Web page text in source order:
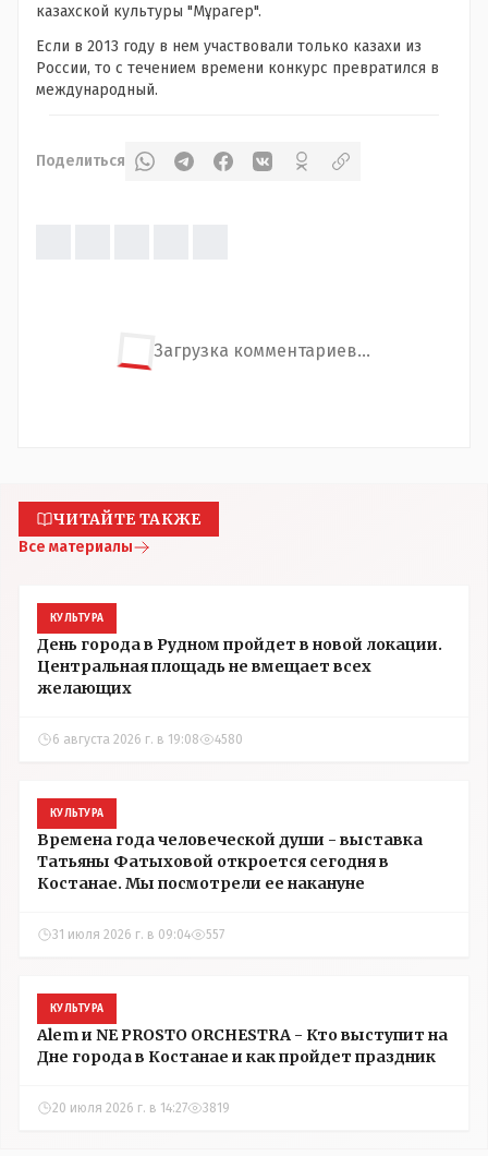
казахской культуры "Мұрагер".
Если в 2013 году в нем участвовали только казахи из
России, то с течением времени конкурс превратился в
международный.
Поделиться
Загрузка комментариев...
ЧИТАЙТЕ ТАКЖЕ
Все материалы
КУЛЬТУРА
День города в Рудном пройдет в новой локации.
Центральная площадь не вмещает всех
желающих
6 августа 2026 г. в 19:08 4580
КУЛЬТУРА
Времена года человеческой души - выставка
Татьяны Фатыховой откроется сегодня в
Костанае. Мы посмотрели ее накануне
31 июля 2026 г. в 09:04 557
КУЛЬТУРА
Alem и NE PROSTO ORCHESTRA - Кто выступит на
Дне города в Костанае и как пройдет праздник
20 июля 2026 г. в 14:27 3819